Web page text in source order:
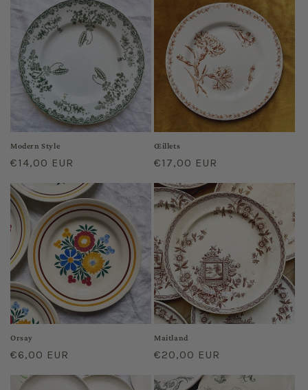
Modern Style
Prix
€14,00 EUR
Œillets
Prix
€17,00 EUR
Orsay
Prix
€6,00 EUR
Maitland
Prix
€20,00 EUR